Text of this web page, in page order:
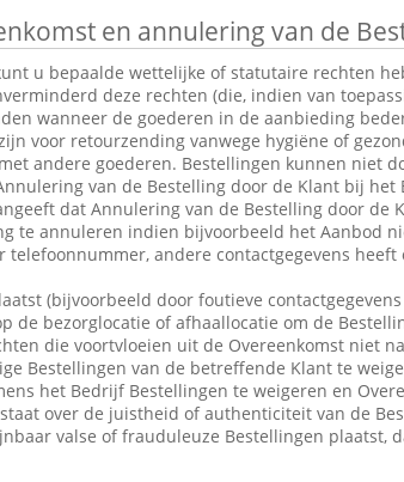
en annulering van de
u bepaalde wettelijke of statutaire rechten
deze rechten (die, indien van
wanneer de goederen in de aanbieding
voor retourzending vanwege hygiëne of
andere goederen. Bestellingen kunnen niet
van de Bestelling door de Klant bij het
dat Annulering van de Bestelling door de
te annuleren indien bijvoorbeeld het Aanbod
andere contactgegevens heeft
(bijvoorbeeld door foutieve
de bezorglocatie of afhaallocatie om de
die voortvloeien uit de Overeenkomst niet
Bestellingen van de betreffende Klant te
het Bedrijf Bestellingen te weigeren en
over de juistheid of authenticiteit van de
valse of frauduleuze Bestellingen plaatst,